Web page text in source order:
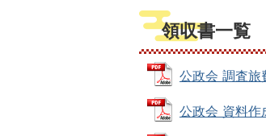
領収書一覧
公政会 調査旅
公政会 資料作